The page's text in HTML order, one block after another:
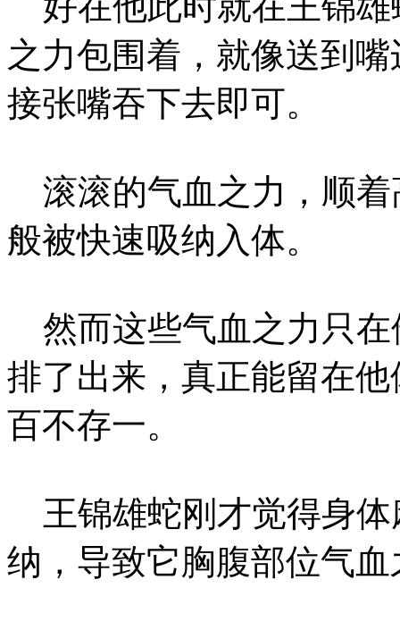
之力包围着，就像送到
接张嘴吞下去即可。
滚滚的气血之力，顺着
般被快速吸纳入体。
然而这些气血之力只在
排了出来，真正能留在
百不存一。
王锦雄蛇刚才觉得身体
纳，导致它胸腹部位气